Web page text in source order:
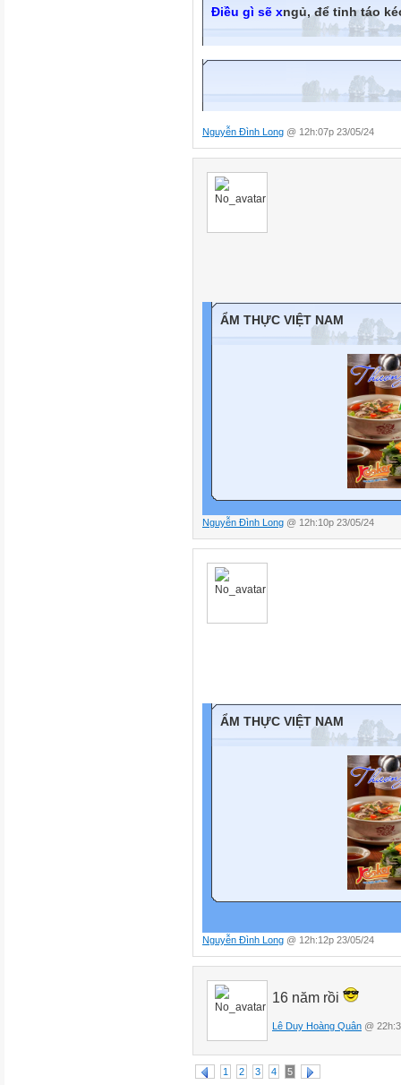
Điều gì sẽ xngủ, để tỉnh táo
Nguyễn Đình Long @ 12h:07p 23/05/24
ẨM THỰC VIỆT NAM
Nguyễn Đình Long @ 12h:10p 23/05/24
ẨM THỰC VIỆT NAM
Nguyễn Đình Long @ 12h:12p 23/05/24
16 năm rồi
Lê Duy Hoàng Quân @
1 2 3 4 5